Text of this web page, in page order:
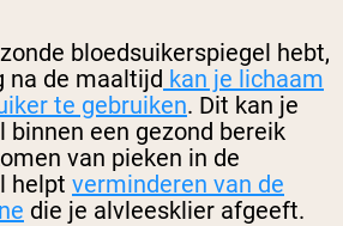
bloedsuikerspiegel hebt,
na de maaltijd kan je lichaam
te gebruiken. Dit kan je
binnen een gezond bereik
van pieken in de
helpt verminderen van de
die je alvleesklier afgeeft.